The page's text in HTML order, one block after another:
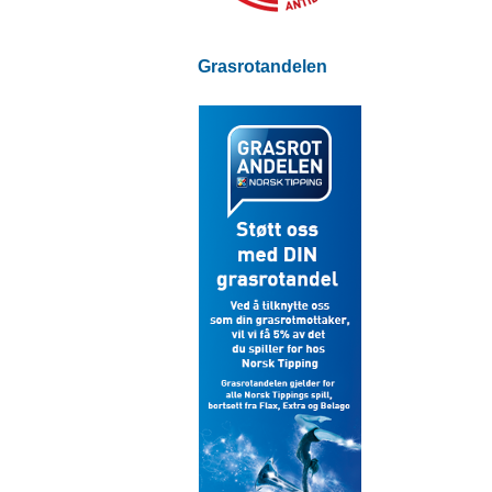
Grasrotandelen